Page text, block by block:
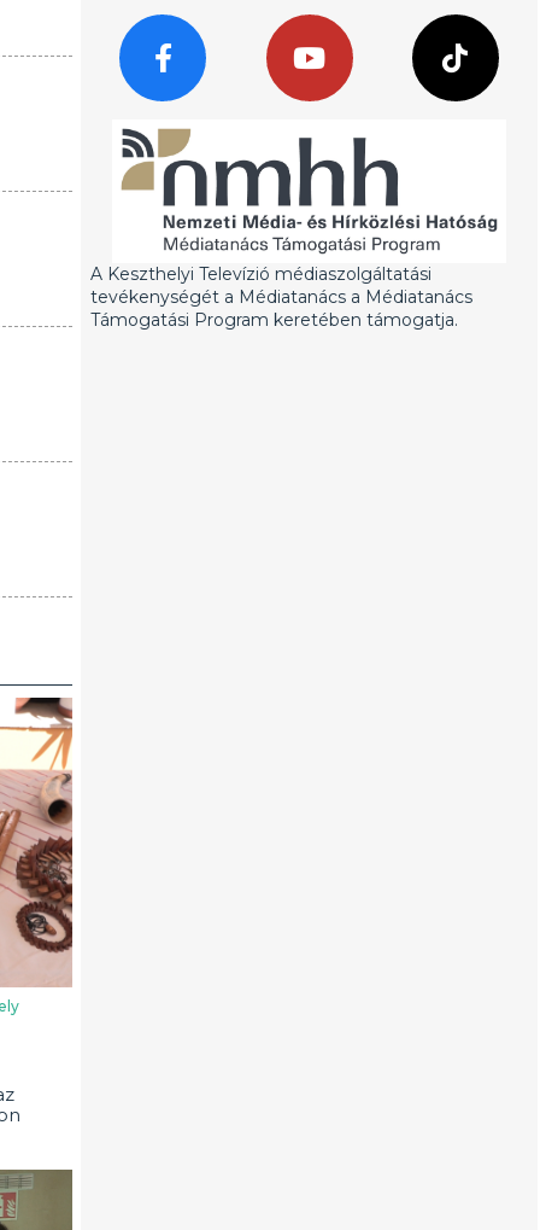
A Keszthelyi Televízió médiaszolgáltatási
tevékenységét a Médiatanács a Médiatanács
Támogatási Program keretében támogatja.